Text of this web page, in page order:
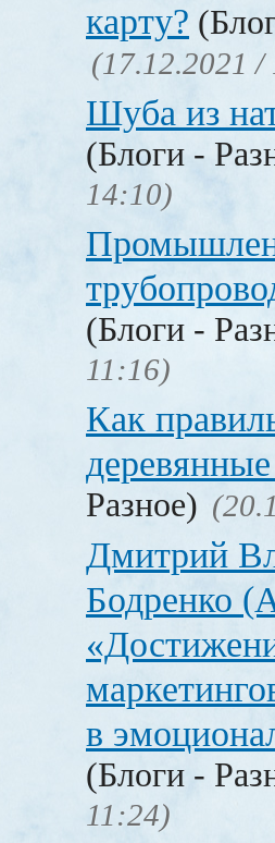
карту?
(17.12.2021 /
Шуба из
(Блоги -
14:10)
(Блоги -
11:16)
Как
Разное)
Дмитрий
Бодренко
в
(Блоги -
11:24)